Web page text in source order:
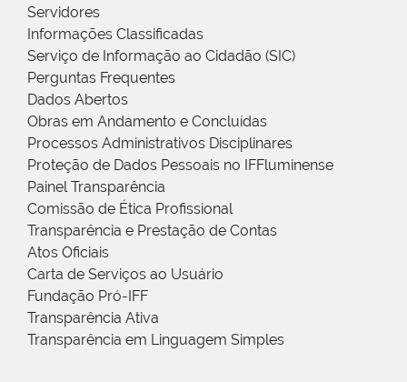
Servidores
Informações Classificadas
Serviço de Informação ao Cidadão (SIC)
Perguntas Frequentes
Dados Abertos
Obras em Andamento e Concluídas
Processos Administrativos Disciplinares
Proteção de Dados Pessoais no IFFluminense
Painel Transparência
Comissão de Ética Profissional
Transparência e Prestação de Contas
Atos Oficiais
Carta de Serviços ao Usuário
Fundação Pró-IFF
Transparência Ativa
Transparência em Linguagem Simples